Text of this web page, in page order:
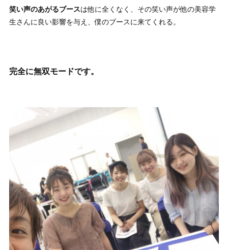
笑い声のあがるブースは他に全くなく、その笑い声が他の美容学
生さんに良い影響を与え、僕のブースに来てくれる。
完全に無双モードです。